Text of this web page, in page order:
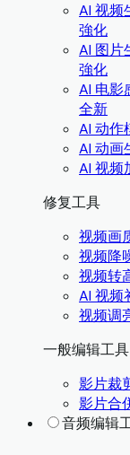
AI 视频
強化
AI 图片
強化
AI 电影
全新
AI 动作
AI 动画
AI 视频
修复工具
视频画
视频降
视频转
AI 视频
视频调
一般编辑工具
影片裁
影片合
音频编辑